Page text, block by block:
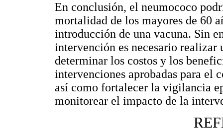
En conclusión, el neumococo
mortalidad de los mayores de 60
introducción de una vacuna. Sin
intervención es necesario realizar
determinar los costos y los
intervenciones aprobadas para el
así como fortalecer la vigilancia
monitorear el impacto de la